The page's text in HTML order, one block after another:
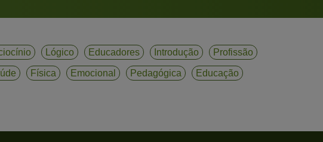
Lógico Educadores Introdução Profissão
Física Emocional Pedagógica Educação